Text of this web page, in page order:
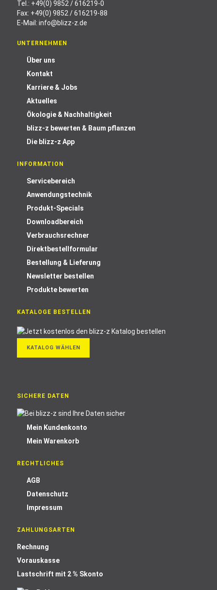
Tel.: +49(0) 9852 / 616219-0
Fax: +49(0) 9852 / 616219-88
E-Mail: info@blizz-z.de
UNTERNEHMEN
Über uns
Kontakt
Karriere & Jobs
Aktuelles
Ökologie & Nachhaltigkeit
blizz-z bewerten & Baum pflanzen
Die blizz-z App
INFORMATION
Servicebereich
Anwendungstechnik
Produkt-Specials
Downloadbereich
Verbrauchsrechner
Direktbestellformular
Bestellung & Lieferung
Newsletter bestellen
Produkte bewerten
KATALOGE BESTELLEN
KATALOG WÄHLEN
SICHERE DATEN
Mein Kundenkonto
Mein Warenkorb
RECHTLICHES
AGB
Datenschutz
Impressum
ZAHLUNGSARTEN
Rechnung
Vorauskasse
Lastschrift mit 2 % Skonto